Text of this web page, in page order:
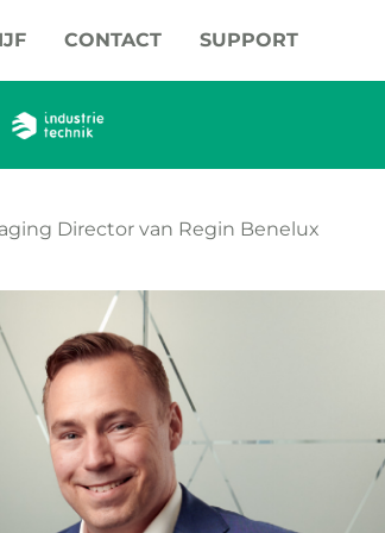
CONTACT SUPPORT
Director van Regin Benelux